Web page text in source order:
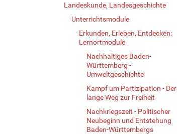
Landeskunde, Landesgeschichte
Unterrichtsmodule
Erkunden, Erleben, Entdecken:
Lernortmodule
Nachhaltiges Baden-
Württemberg -
Umweltgeschichte
Kampf um Partizipation - Der
lange Weg zur Freiheit
Nachkriegszeit - Politischer
Neubeginn und Entstehung
Baden-Württembergs